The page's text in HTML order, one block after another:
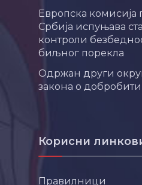
Европска комисија
Србија испуњава
контроли
биљног порекла
Одржан други
закона о
Корисни
Правилници